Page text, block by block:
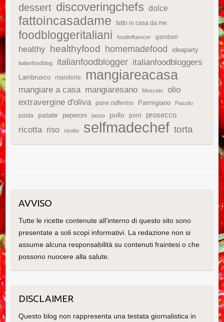
dessert discoveringchefs dolce
fattoincasadame fatto in casa da me
foodbloggeritaliani foodinfluencer gamberi
healthy healthyfood homemadefood ideaparty
italianfoodblog italianfoodblogger italianfoodbloggers
Lambrusco mandorle mangiareacasa
mangiare a casa mangiaresano Moscato
olio
extravergine d'oliva
pane raffermo Parmigiano Passito
pasta patate peperoni pesto pollo porri prosecco
ricotta riso risotto selfmadechef torta
AVVISO
Tutte le ricette contenute all'interno di questo sito sono
presentate a soli scopi informativi. La redazione non si
assume alcuna responsabilità su contenuti fraintesi o che
possono nuocere alla salute.
DISCLAIMER
Questo blog non rappresenta una testata giornalistica in